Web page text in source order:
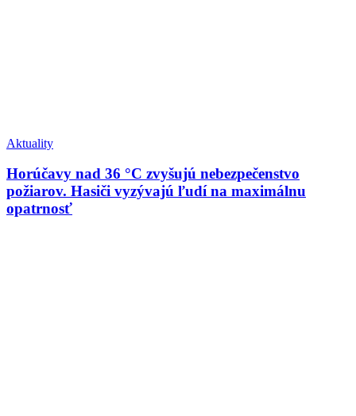
Aktuality
Horúčavy nad 36 °C zvyšujú nebezpečenstvo
požiarov. Hasiči vyzývajú ľudí na maximálnu
opatrnosť